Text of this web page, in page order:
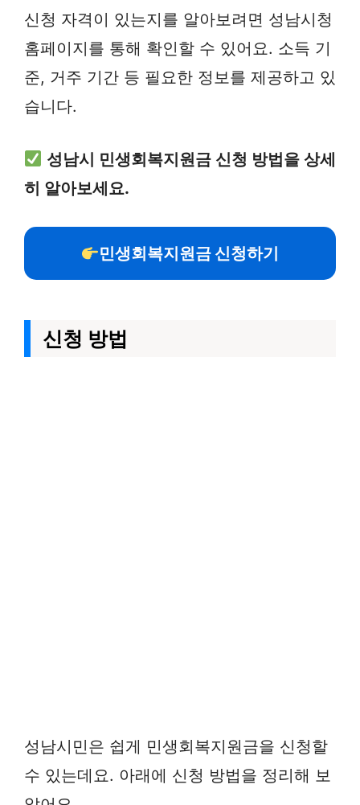
신청 자격이 있는지를 알아보려면 성남시청
홈페이지를 통해 확인할 수 있어요. 소득 기
준, 거주 기간 등 필요한 정보를 제공하고 있
습니다.
성남시 민생회복지원금 신청 방법을 상세
히 알아보세요.
민생회복지원금 신청하기
신청 방법
성남시민은 쉽게 민생회복지원금을 신청할
수 있는데요. 아래에 신청 방법을 정리해 보